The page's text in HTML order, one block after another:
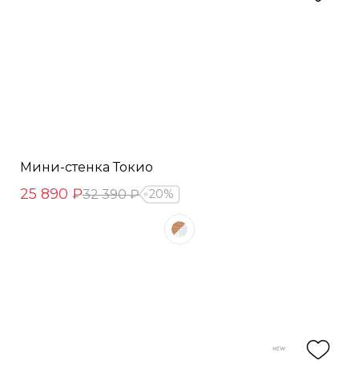
Мини-стенка Токио
25 890 ₽32 390 ₽ 20%